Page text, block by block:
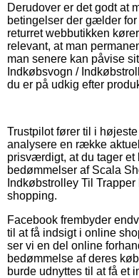
Derudover er det godt at
betingelser der gælder
returret webbutikken
relevant, at man
man senere kan påvise
Indkøbsvogn /
du er på udkig efter
Trustpilot fører til i
analysere en række
prisværdigt, at du tager et
bedømmelser af Scala
Indkøbstrolley Til
shopping.
Facebook frembyder
til at få indsigt i online
ser vi en del online
bedømmelse af deres
burde udnyttes til at få et